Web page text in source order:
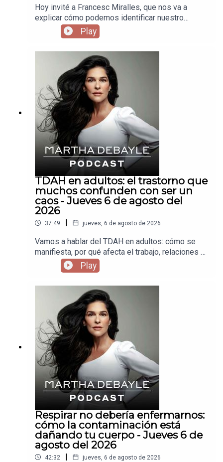
Hoy invité a Francesc Miralles, que nos va a
explicar cómo podemos identificar nuestro
propósito en la vida a través del Ikigai.
Play
TDAH en adultos: el trastorno que
muchos confunden con ser un
caos - Jueves 6 de agosto del
2026
37:49 | jueves, 6 de agosto de 2026
Vamos a hablar del TDAH en adultos: cómo se
manifiesta, por qué afecta el trabajo, relaciones y
autoestima, y qué pasa cuando llevas años
creyendo que eres “desordenado” o “flojo”,
Play
Respirar no debería enfermarnos:
cómo la contaminación está
dañando tu cuerpo - Jueves 6 de
agosto del 2026
42:32 | jueves, 6 de agosto de 2026